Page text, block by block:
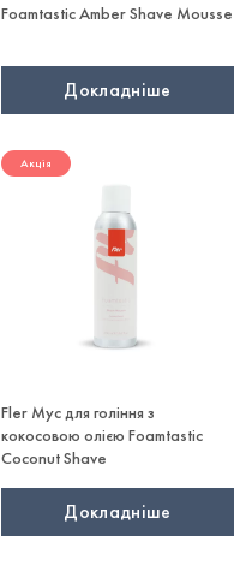
Foamtastic Amber Shave Mousse
Докладніше
Акція
Fler Мус для гоління з
кокосовою олією Foamtastic
Coconut Shave
Докладніше